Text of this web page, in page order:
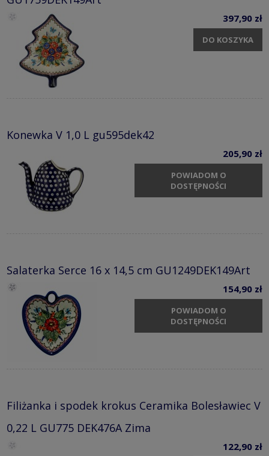
397,90 zł
DO KOSZYKA
Konewka V 1,0 L gu595dek42
205,90 zł
POWIADOM O
DOSTĘPNOŚCI
Salaterka Serce 16 x 14,5 cm GU1249DEK149Art
154,90 zł
POWIADOM O
DOSTĘPNOŚCI
Filiżanka i spodek krokus Ceramika Bolesławiec V
0,22 L GU775 DEK476A Zima
122,90 zł